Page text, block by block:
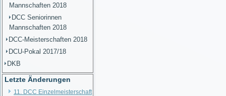
Mannschaften 2018
DCC Seniorinnen
Mannschaften 2018
DCC-Meisterschaften 2018
DCU-Pokal 2017/18
DKB
Letzte Änderungen
11. DCC Einzelmeisterschaft